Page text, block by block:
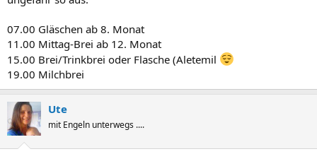
07.00 Gläschen ab 8. Monat
11.00 Mittag-Brei ab 12. Monat
15.00 Brei/Trinkbrei oder Flasche (Aletemil
19.00 Milchbrei
Ute
mit Engeln unterwegs ....